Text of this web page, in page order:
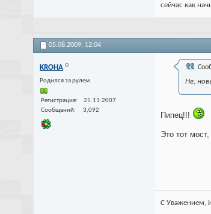
сейчас как
05.08.2009, 12:04
KROHA
Родился за рулем
Регистрация
25.11.2007
Сообщений
3,092
Не,
Пипец!!!
Это тот
С Уважением,